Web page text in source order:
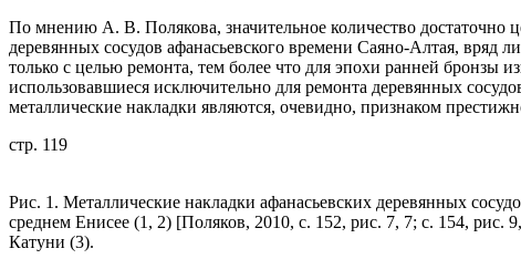
По мнению А. В. Полякова, значительное количество достаточно
деревянных сосудов афанасьевского времени Саяно-Алтая, вряд
только с целью ремонта, тем более что для эпохи ранней бронзы
использовавшиеся исключительно для ремонта деревянных
металлические накладки являются, очевидно, признаком
стр. 119
Рис. 1. Металлические накладки афанасьевских деревянных
среднем Енисее (1, 2) [Поляков, 2010, с. 152, рис. 7, 7; с. 154, рис.
Катуни (3).